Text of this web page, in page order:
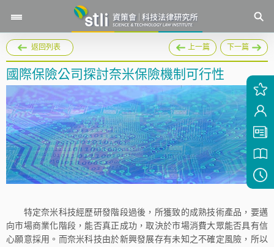
返回列表 上一篇 下一篇
國際保險公司探討奈米保險機制可行性
特定奈米科技經歷研發階段過後，所獲致的成熟技術產品，要邁
向市場商業化階段，能否真正成功，取決於市場消費大眾能否具有信
心願意採用。而奈米科技由於新興發展存有未知之不確定風險，所以